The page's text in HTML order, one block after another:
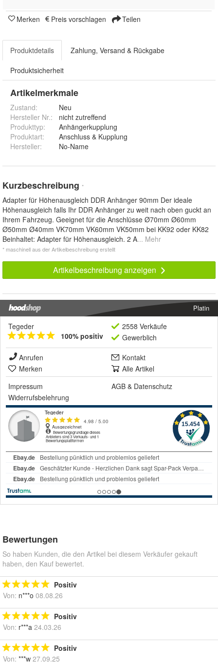
Merken Preis vorschlagen Teilen
Produktdetails Zahlung, Versand & Rückgabe
Produktsicherheit
Artikelmerkmale
Zustand:
Neu
Hersteller Nr.:
nicht zutreffend
Produkttyp:
Anhängerkupplung
Produktart:
Anschluss & Kupplung
Hersteller: No-Name
Kurzbeschreibung *
Adapter für Höhenausgleich DDR Anhänger 90mm Der ideale
Höhenausgleich falls Ihr DDR Anhänger zu weit nach oben guckt an
Ihrem Fahrzeug. Geeignet für die Anschlüsse Ø70mm Ø60mm
Ø50mm Ø40mm VK70mm VK60mm VK50mm bei KK92 oder KK82
Beinhaltet: Adapter für Höhenausgleich. 2 A... Mehr
* maschinell aus der Artikelbeschreibung erstellt
Artikelbeschreibung anzeigen
Platin
Tegeder
100% positiv
2558 Verkäufe
Gewerblich
Anrufen
Kontakt
Merken
Alle Artikel
Impressum
AGB & Datenschutz
Widerrufsbelehrung
Bewertungen
So haben Kunden, die den Artikel bei diesem Verkäufer gekauft
haben, den Kauf bewertet.
Positiv
Von: n***o 08.08.26
Positiv
Von: r***a 24.03.26
Positiv
Von: ***w 27.09.25